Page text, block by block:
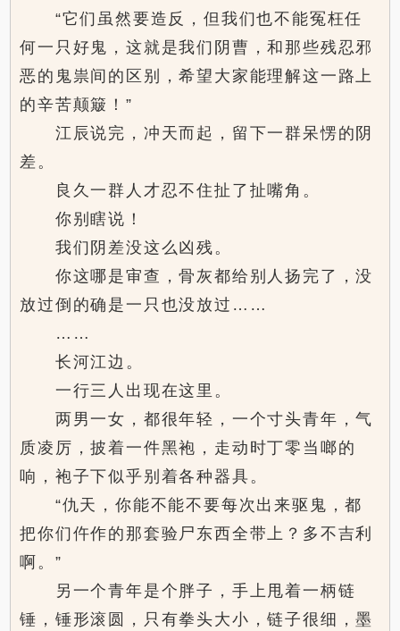
“它们虽然要造反，但我们也不能冤枉任
何一只好鬼，这就是我们阴曹，和那些残忍邪
恶的鬼祟间的区别，希望大家能理解这一路上
的辛苦颠簸！”
江辰说完，冲天而起，留下一群呆愣的阴
差。
良久一群人才忍不住扯了扯嘴角。
你别瞎说！
我们阴差没这么凶残。
你这哪是审查，骨灰都给别人扬完了，没
放过倒的确是一只也没放过……
……
长河江边。
一行三人出现在这里。
两男一女，都很年轻，一个寸头青年，气
质凌厉，披着一件黑袍，走动时丁零当啷的
响，袍子下似乎别着各种器具。
“仇天，你能不能不要每次出来驱鬼，都
把你们仵作的那套验尸东西全带上？多不吉利
啊。”
另一个青年是个胖子，手上甩着一柄链
锤，锤形滚圆，只有拳头大小，链子很细，墨